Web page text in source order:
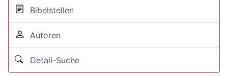
Bibelstellen
Autoren
Detail-Suche